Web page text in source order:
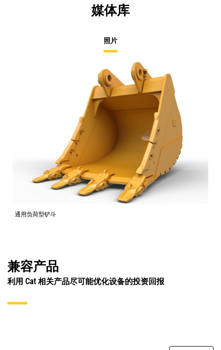
媒体库
照片
通用负荷型铲斗
兼容产品
利用 Cat 相关产品尽可能优化设备的投资回报